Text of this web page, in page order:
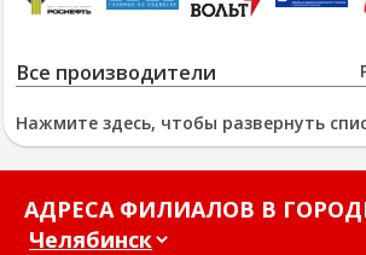
Все производители
Нажмите здесь, чтобы развернуть
АДРЕСА ФИЛИАЛОВ В